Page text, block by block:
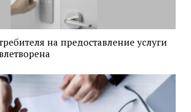
на предоставление услуги